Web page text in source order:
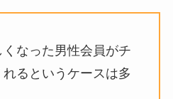
なった男性会員がチ
るというケースは多